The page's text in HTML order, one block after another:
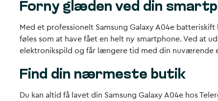
Forny glæden ved din
Med et professionelt Samsung Galaxy A04e
føles som at have fået en helt ny smartphone. Ved at
elektronikspild og får længere tid med din nuværende
Find din nærmeste butik
Du kan altid få lavet din Samsung Galaxy A04e hos